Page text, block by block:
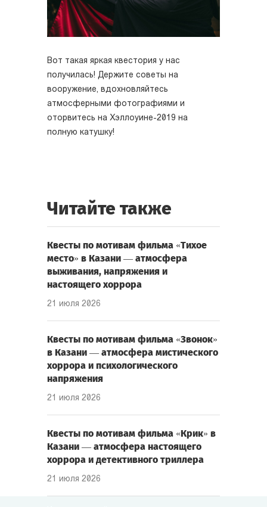
Вот такая яркая квестория у нас
получилась! Держите советы на
вооружение, вдохновляйтесь
атмосферными фотографиями и
оторвитесь на Хэллоуине-2019 на
полную катушку!
Читайте также
Квесты по мотивам фильма «Тихое
место» в Казани — атмосфера
выживания, напряжения и
настоящего хоррора
21 июля 2026
Квесты по мотивам фильма «Звонок»
в Казани — атмосфера мистического
хоррора и психологического
напряжения
21 июля 2026
Квесты по мотивам фильма «Крик» в
Казани — атмосфера настоящего
хоррора и детективного триллера
21 июля 2026